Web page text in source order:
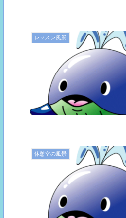
レッスン風景
休憩室の風景